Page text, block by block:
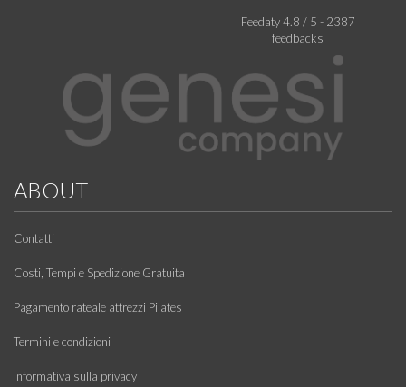
Feedaty4.8 / 5 - 2387
feedbacks
ABOUT
Contatti
Costi, Tempi e Spedizione Gratuita
Pagamento rateale attrezzi Pilates
Termini e condizioni
Informativa sulla privacy